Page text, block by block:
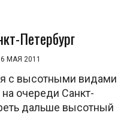
Петербург
МАЯ 2011
с высотными видами
очереди Санкт-
дальше высотный